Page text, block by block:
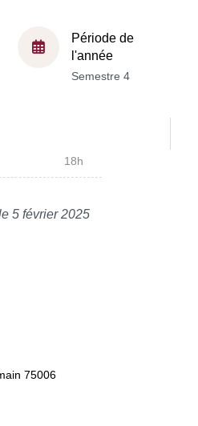
Période de
l'année
Semestre 4
18h
5 février 2025
75006